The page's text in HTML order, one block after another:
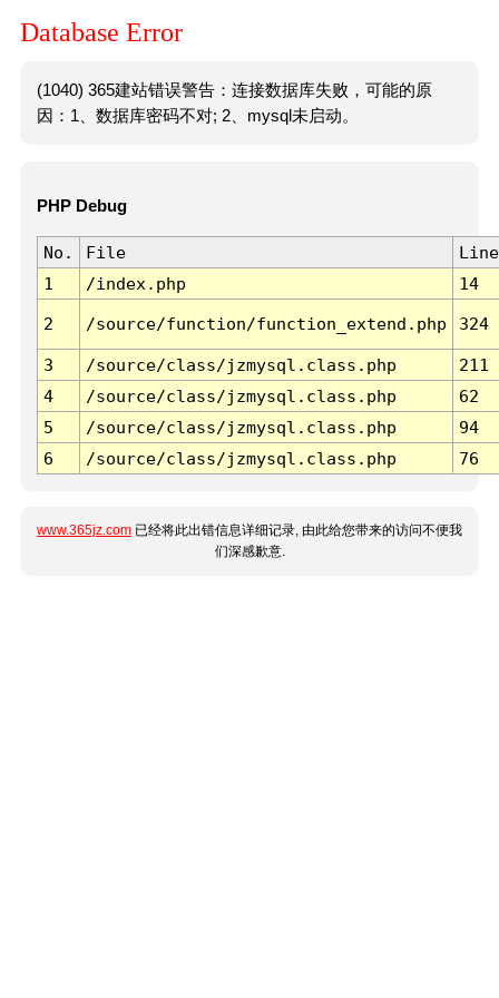
Database Error
(1040) 365建站错误警告：连接数据库失败，可能的原
因：1、数据库密码不对; 2、mysql未启动。
PHP Debug
No. File
Line
1
/index.php 14
2 /source/function/function_extend.php 324
3 /source/class/jzmysql.class.php
211
4
/source/class/jzmysql.class.php
62
5
/source/class/jzmysql.class.php
94
6
/source/class/jzmysql.class.php 76
www.365jz.com 已经将此出错信息详细记录, 由此给您带来的访问不便我
们深感歉意.